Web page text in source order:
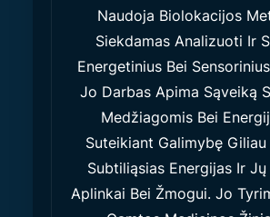
Naudoja Biolokacijos
Siekdamas Analizuoti Ir
Energetinius Bei
Jo Darbas Apima Sąveiką
Medžiagomis Bei
Suteikiant Galimybę
Subtiliąsias Energijas Ir
Aplinkai Bei Žmogui. Jo